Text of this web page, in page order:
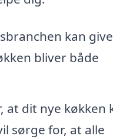
kan give
bliver både
dit nye køkken
sørge for, at alle